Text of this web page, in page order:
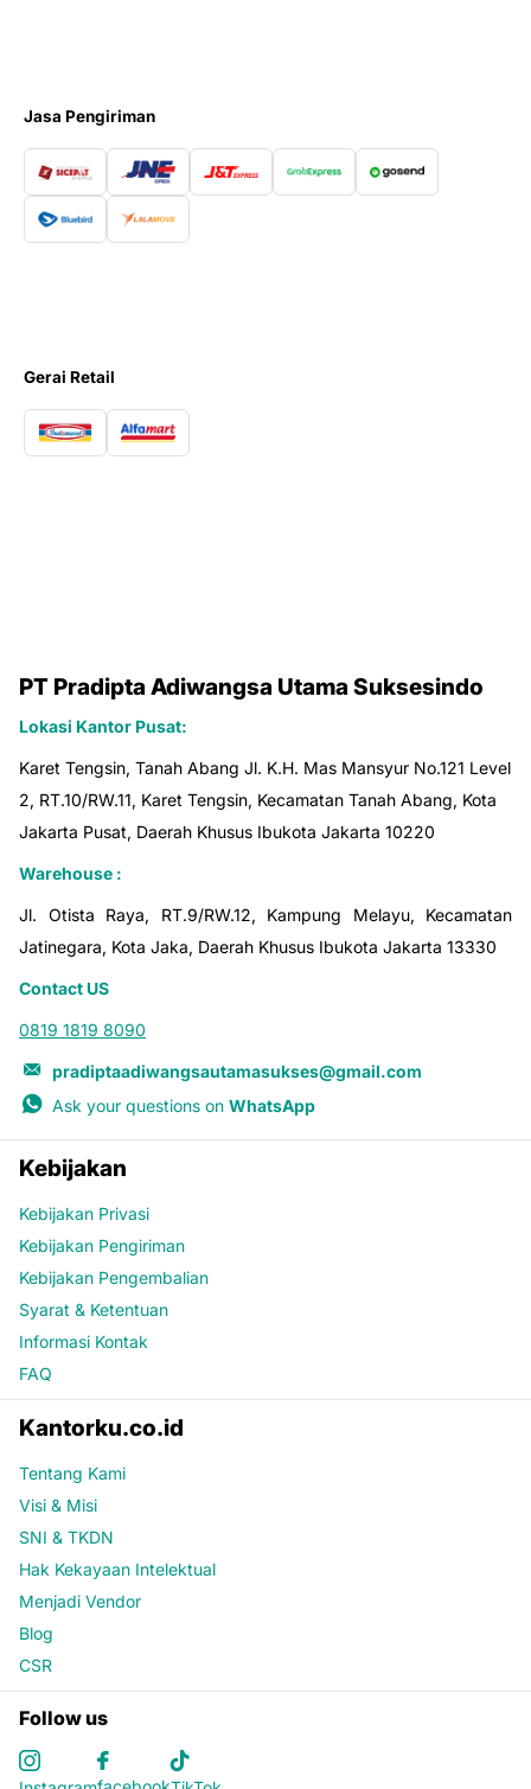
Jasa Pengiriman
Gerai Retail
PT Pradipta Adiwangsa Utama Suksesindo
Lokasi Kantor Pusat:
Karet Tengsin, Tanah Abang Jl. K.H. Mas Mansyur No.121 Level
2, RT.10/RW.11, Karet Tengsin, Kecamatan Tanah Abang, Kota
Jakarta Pusat, Daerah Khusus Ibukota Jakarta 10220
Warehouse :
Jl. Otista Raya, RT.9/RW.12, Kampung Melayu, Kecamatan
Jatinegara, Kota Jaka, Daerah Khusus Ibukota Jakarta 13330
Contact US
0819 1819 8090
pradiptaadiwangsautamasukses@gmail.com
Ask your questions on WhatsApp
Kebijakan
Kebijakan Privasi
Kebijakan Pengiriman
Kebijakan Pengembalian
Syarat & Ketentuan
Informasi Kontak
FAQ
Kantorku.co.id
Tentang Kami
Visi & Misi
SNI & TKDN
Hak Kekayaan Intelektual
Menjadi Vendor
Blog
CSR
Follow us